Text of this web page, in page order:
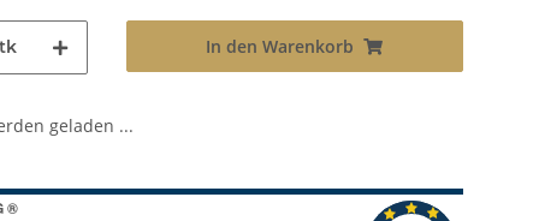
In den Warenkorb
geladen ...